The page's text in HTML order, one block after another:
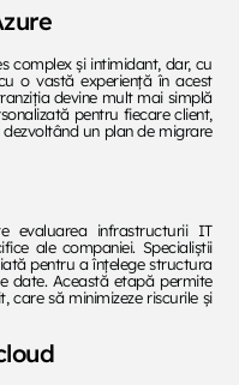
complex și intimidant, dar, cu
o vastă experiență în acest
devine mult mai simplă
pentru fiecare client,
un plan de migrare
evaluarea infrastructurii IT
ale companiei. Specialiștii
pentru a înțelege structura
date. Această etapă permite
care să minimizeze riscurile și